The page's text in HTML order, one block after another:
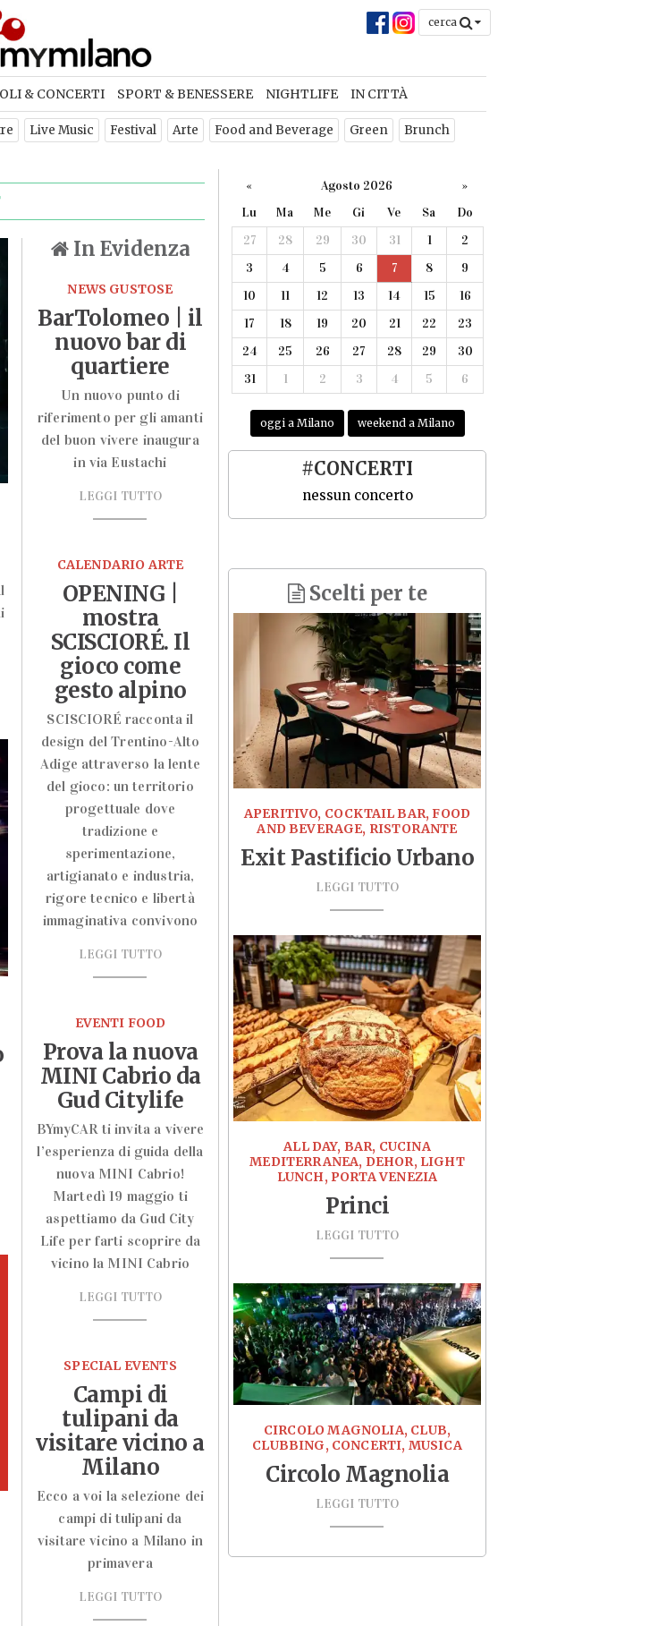
cerca
& CONCERTI SPORT & BENESSERE NIGHTLIFE IN CITTÀ
Live Music Festival Arte Food and Beverage Green Brunch
In Evidenza
NEWS GUSTOSE
BarTolomeo | il
nuovo bar di
quartiere
Un nuovo punto di
riferimento per gli amanti
del buon vivere inaugura
in via Eustachi
LEGGI TUTTO
CALENDARIO ARTE
OPENING |
mostra
SCISCIORÉ. Il
gioco come
gesto alpino
SCISCIORÉ racconta il
design del Trentino-Alto
Adige attraverso la lente
del gioco: un territorio
progettuale dove
tradizione e
sperimentazione,
artigianato e industria,
rigore tecnico e libertà
immaginativa convivono
LEGGI TUTTO
EVENTI FOOD
Prova la nuova
MINI Cabrio da
Gud Citylife
BYmyCAR ti invita a vivere
l’esperienza di guida della
nuova MINI Cabrio!
Martedì 19 maggio ti
aspettiamo da Gud City
Life per farti scoprire da
vicino la MINI Cabrio
LEGGI TUTTO
SPECIAL EVENTS
Campi di
tulipani da
visitare vicino a
Milano
Ecco a voi la selezione dei
campi di tulipani da
visitare vicino a Milano in
primavera
LEGGI TUTTO
« Agosto 2026
»
Lu
Ma Me Gi Ve Sa
Do
27
28 29 30 31 1
2
3
4 5 6 7 8
9
10
11 12 13 14 15
16
17
18 19 20 21 22
23
24
25 26 27 28 29
30
31
1 2 3 4 5 6
oggi a Milano weekend a Milano
#CONCERTI
nessun concerto
Scelti per te
APERITIVO, COCKTAIL BAR, FOOD
AND BEVERAGE, RISTORANTE
Exit Pastificio Urbano
LEGGI TUTTO
ALL DAY, BAR, CUCINA
MEDITERRANEA, DEHOR, LIGHT
LUNCH, PORTA VENEZIA
Princi
LEGGI TUTTO
CIRCOLO MAGNOLIA, CLUB,
CLUBBING, CONCERTI, MUSICA
Circolo Magnolia
LEGGI TUTTO
ogni settimana la
gli eventi di Milano
ISCRIVITI
CHIUDI